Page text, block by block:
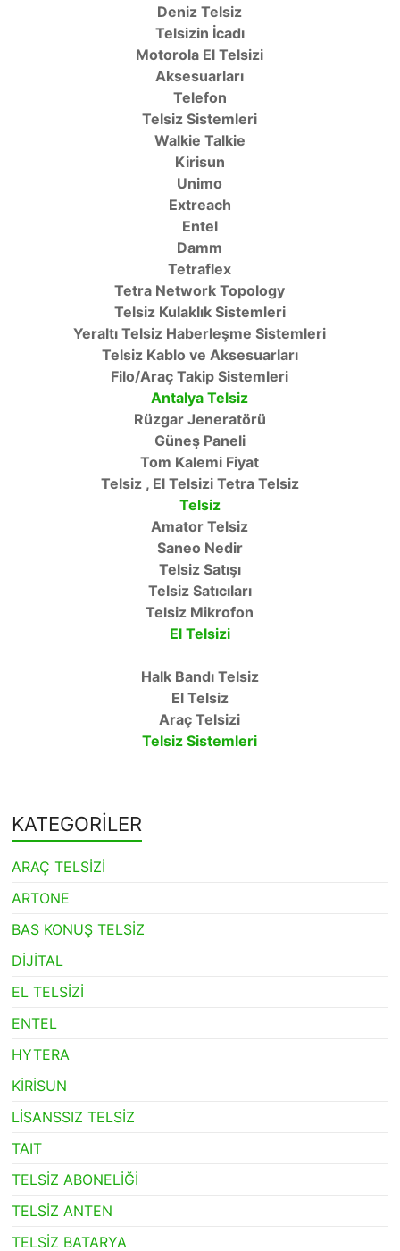
Deniz Telsiz
Telsizin İcadı
Motorola El Telsizi
Aksesuarları
Telefon
Telsiz Sistemleri
Walkie Talkie
Kirisun
Unimo
Extreach
Entel
Damm
Tetraflex
Tetra Network Topology
Telsiz Kulaklık Sistemleri
Yeraltı Telsiz Haberleşme Sistemleri
Telsiz Kablo ve Aksesuarları
Filo/Araç Takip Sistemleri
Antalya Telsiz
Rüzgar Jeneratörü
Güneş Paneli
Tom Kalemi Fiyat
Telsiz , El Telsizi Tetra Telsiz
Telsiz
Amator Telsiz
Saneo Nedir
Telsiz Satışı
Telsiz Satıcıları
Telsiz Mikrofon
El Telsizi
Halk Bandı Telsiz
El Telsiz
Araç Telsizi
Telsiz Sistemleri
KATEGORİLER
ARAÇ TELSİZİ
ARTONE
BAS KONUŞ TELSİZ
DİJİTAL
EL TELSİZİ
ENTEL
HYTERA
KİRİSUN
LİSANSSIZ TELSİZ
TAIT
TELSİZ ABONELİĞİ
TELSİZ ANTEN
TELSİZ BATARYA